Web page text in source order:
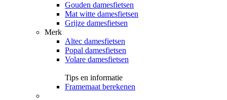
Gouden damesfietsen
Mat witte damesfietsen
Grijze damesfietsen
Merk
Altec damesfietsen
Popal damesfietsen
Volare damesfietsen
Tips en informatie
Framemaat berekenen